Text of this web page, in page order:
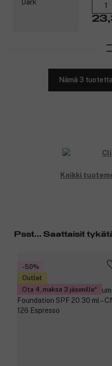
Yksinkertainen. Varma.
lopputulos ilman ihoärsytystä.
Nämä 3
Kaikki
Psst... Saattaisit
-50%
Outlet
Ota 4, maksa 3 jäsenille